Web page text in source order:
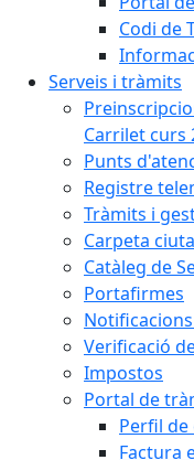
Codi de
Serveis i tràmits
Carrilet curs
Punts
Registre
Tràmits i
Carpeta
Catàleg de
Portafirmes
Verificació
Impostos
Portal de
Perfil
Factura